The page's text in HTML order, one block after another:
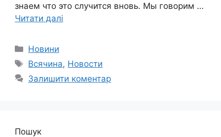
знаем что это случится вновь. Мы говорим …
Читати далі
Категорії
Новини
Позначки
Всячина, Новости
Залишити коментар
Пошук